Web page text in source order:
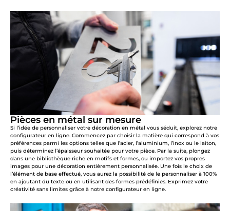
Pièces en métal sur mesure
Si l’idée de personnaliser votre décoration en métal vous séduit, explorez notre
configurateur en ligne. Commencez par choisir la matière qui correspond à vos
préférences parmi les options telles que l’acier, l’aluminium, l’inox ou le laiton,
puis déterminez l’épaisseur souhaitée pour votre pièce. Par la suite, plongez
dans une bibliothèque riche en motifs et formes, ou importez vos propres
images pour une décoration entièrement personnalisée. Une fois le choix de
l’élément de base effectué, vous aurez la possibilité de le personnaliser à 100%
en ajoutant du texte ou en utilisant des formes prédéfinies. Exprimez votre
créativité sans limites grâce à notre configurateur en ligne.